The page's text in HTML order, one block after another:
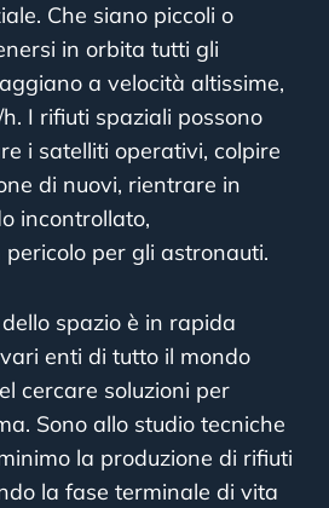
Che siano piccoli o
in orbita tutti gli
a velocità altissime,
I rifiuti spaziali possono
i satelliti operativi, colpire
di nuovi, rientrare in
incontrollato,
per gli astronauti.
spazio è in rapida
enti di tutto il mondo
cercare soluzioni per
Sono allo studio tecniche
la produzione di rifiuti
la fase terminale di vita